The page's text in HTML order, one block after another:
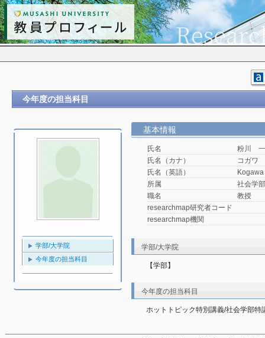
今年度の担当科目
学部/大学院
今年度の担当科目
基本情報
氏名
粉川
氏名（カナ）
コガワ
氏名（英語）
所属
社会学
職名
教授
researchmap研究者コード
researchmap機関
学部/大学院
【学部】
今年度の担当科目
ホットトピック特別講義/社会学部特